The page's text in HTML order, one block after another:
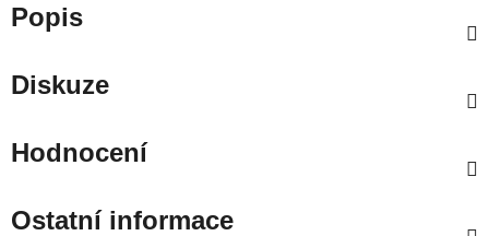
Popis
Diskuze
Hodnocení
Ostatní informace